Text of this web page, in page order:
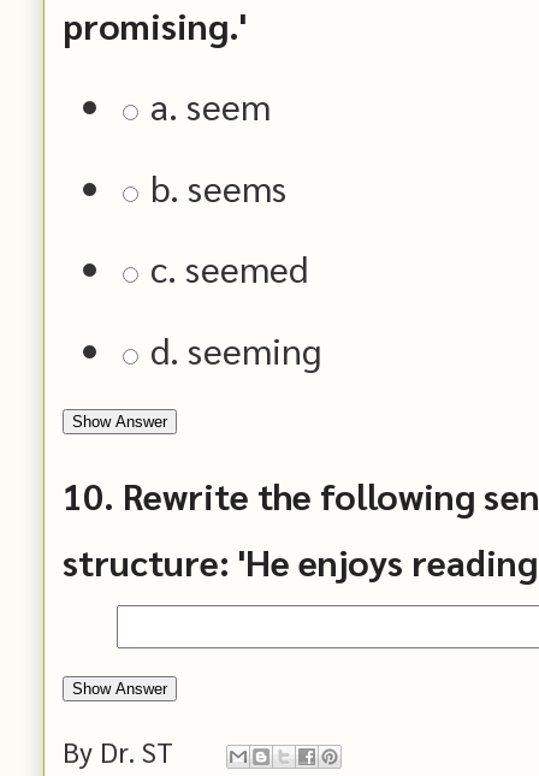
promising.'
a. seem
b. seems
c. seemed
d. seeming
Show Answer
10. Rewrite the following
structure: 'He enjoys
Show Answer
By Dr. ST